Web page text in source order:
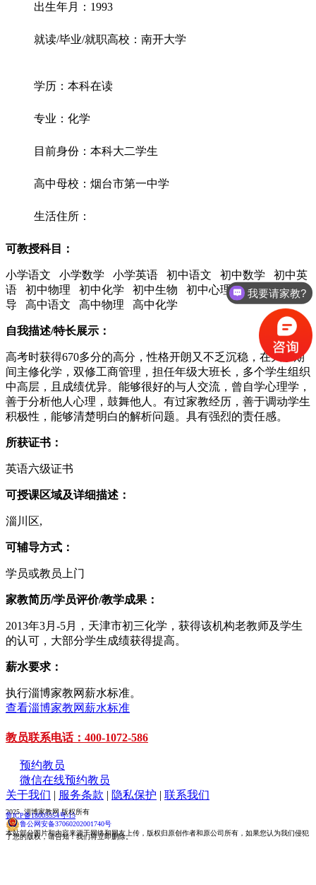
出生年月：1993
就读/毕业/就职高校：南开大学
学历：本科在读
专业：化学
目前身份：本科大二学生
高中母校：烟台市第一中学
生活住所：
可教授科目：
小学语文 小学数学 小学英语 初中语文 初中数学 初中英
语 初中物理 初中化学 初中生物 初中心理辅导 中考辅
导 高中语文 高中物理 高中化学
自我描述/特长展示：
高考时获得670多分的高分，性格开朗又不乏沉稳，在大学期
间主修化学，双修工商管理，担任年级大班长，多个学生组织
中高层，且成绩优异。能够很好的与人交流，曾自学心理学，
善于分析他人心理，鼓舞他人。有过家教经历，善于调动学生
积极性，能够清楚明白的解析问题。具有强烈的责任感。
所获证书：
英语六级证书
可授课区域及详细描述：
淄川区,
可辅导方式：
学员或教员上门
家教简历/学员评价/教学成果：
2013年3月-5月，天津市初三化学，获得该机构老教师及学生
的认可，大部分学生成绩获得提高。
薪水要求：
执行淄博家教网薪水标准。
查看淄博家教网薪水标准
教员联系电话：400-1072-586
预约教员
微信在线预约教员
关于我们 | 服务条款 | 隐私保护 | 联系我们
2025 淄博家教网 版权所有
鲁ICP备18005554号-15
鲁公网安备37060202001740号
本站部分图片和内容来源于网络和网友上传，版权归原创作者和原公司所有，如果您认为我们侵犯
了您的版权，请告知！我们将立即删除。
我要请家教?